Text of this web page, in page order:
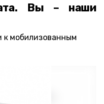
Вы – наши
к мобилизованным